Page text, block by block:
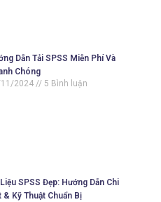
Dẫn Tải SPSS Miễn Phí Và
Chóng
2024
5 Bình luận
Liệu SPSS Đẹp: Hướng Dẫn Chi
& Kỹ Thuật Chuẩn Bị